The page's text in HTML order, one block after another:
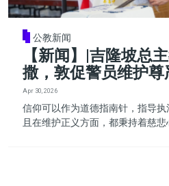
公教新闻
【新闻】|吉隆坡总
撒，敦促警员维护尊
Apr 30, 2026
信仰可以作为道德指南针，指导
且在维护正义方面，都秉持着慈悲